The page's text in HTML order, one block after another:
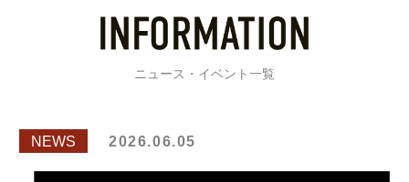
ニュース・イベント一覧
NEWS 2026.06.05